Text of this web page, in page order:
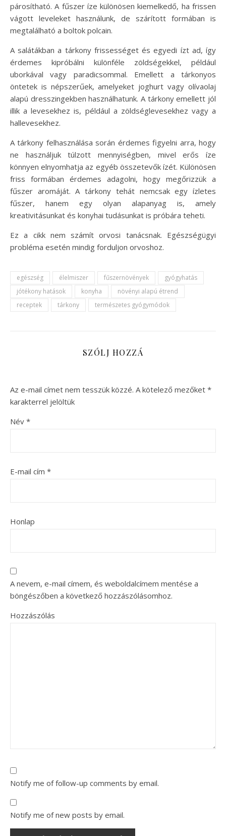
párosítható. A fűszer íze különösen kiemelkedő, ha frissen
vágott leveleket használunk, de szárított formában is
megtalálható a boltok polcain.
A salátákban a tárkony frissességet és egyedi ízt ad, így
érdemes kipróbálni különféle zöldségekkel, például
uborkával vagy paradicsommal. Emellett a tárkonyos
öntetek is népszerűek, amelyeket joghurt vagy olívaolaj
alapú dresszingekben használhatunk. A tárkony emellett jól
illik a levesekhez is, például a zöldséglevesekhez vagy a
hallevesekhez.
A tárkony felhasználása során érdemes figyelni arra, hogy
ne használjuk túlzott mennyiségben, mivel erős íze
könnyen elnyomhatja az egyéb összetevők ízét. Különösen
friss formában érdemes adagolni, hogy megőrizzük a
fűszer aromáját. A tárkony tehát nemcsak egy ízletes
fűszer, hanem egy olyan alapanyag is, amely
kreativitásunkat és konyhai tudásunkat is próbára teheti.
Ez a cikk nem számít orvosi tanácsnak. Egészségügyi
probléma esetén mindig forduljon orvoshoz.
egészség élelmiszer fűszernövények
gyógyhatás
jótékony hatások
konyha
növényi alapú étrend
receptek
tárkony természetes gyógymódok
SZÓLJ HOZZÁ
Az e-mail címet nem tesszük közzé. A kötelező mezőket *
karakterrel jelöltük
Név *
E-mail cím *
Honlap
A nevem, e-mail címem, és weboldalcímem mentése a
böngészőben a következő hozzászólásomhoz.
Hozzászólás
Notify me of follow-up comments by email.
Notify me of new posts by email.